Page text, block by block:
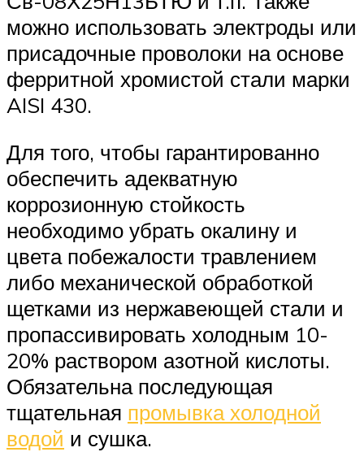
можно использовать электроды или
присадочные проволоки на основе
ферритной хромистой стали марки
AISI 430.
Для того, чтобы гарантированно
обеспечить адекватную
коррозионную стойкость
необходимо убрать окалину и
цвета побежалости травлением
либо механической обработкой
щетками из нержавеющей стали и
пропассивировать холодным 10-
20% раствором азотной кислоты.
Обязательна последующая
тщательная промывка холодной
водой и сушка.